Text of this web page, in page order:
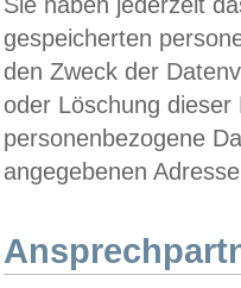
gespeicherten
den Zweck der
oder Löschung
personenbezogene
angegebenen